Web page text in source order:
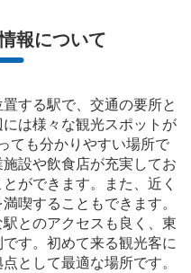
報について
する駅で、交通の要所と
は様々な観光スポットが
ても分かりやすい場所で
設や飲食店が充実してお
ができます。また、近く
喫することもできます。
とのアクセスも良く、東
す。初めて来る観光客に
として最適な場所です。